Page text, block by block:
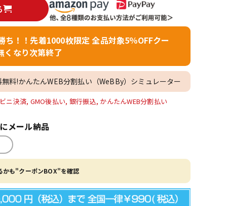
ち！！先着1000枚限定 全品対象5％OFFクー
なり次第終了
料!かんたんWEB分割払い（WeBBy）シミュレーター
ニ決済, GMO後払い, 銀行振込, かんたんWEB分割払い
メール納品
かも"クーポンBOX"を確認